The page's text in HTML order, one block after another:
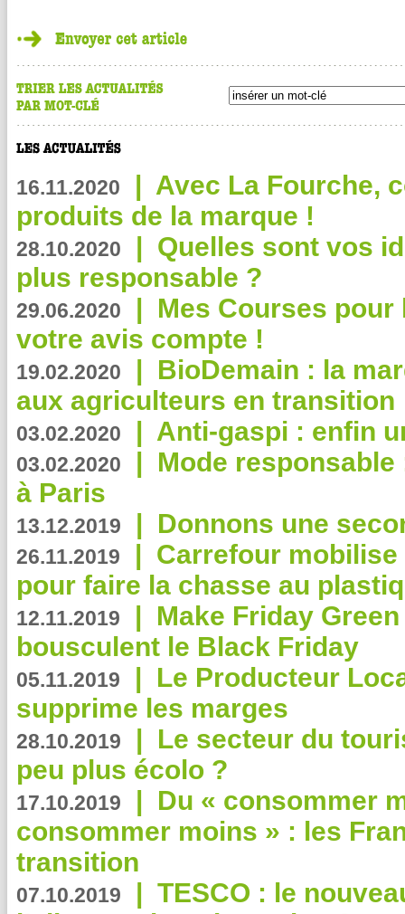
16.11.2020 | Avec La Fourche,
produits de la marque !
28.10.2020 | Quelles sont vos
plus responsable ?
29.06.2020 | Mes Courses pour
votre avis compte !
19.02.2020 | BioDemain : la
aux agriculteurs en transition
03.02.2020 | Anti-gaspi : enfin
03.02.2020 | Mode
à Paris
13.12.2019 | Donnons une
26.11.2019 | Carrefour
pour faire la chasse au
12.11.2019 | Make Friday
bousculent le Black Friday
05.11.2019 | Le Producteur
supprime les marges
28.10.2019 | Le secteur du
peu plus écolo ?
17.10.2019 | Du « consommer
consommer moins » : les
transition
07.10.2019 | TESCO : le